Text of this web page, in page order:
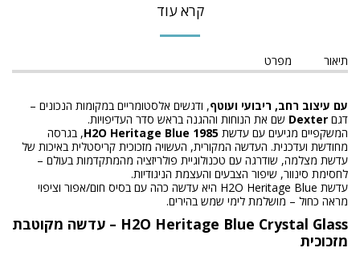
קרא עוד
תיאור מפרט
עם עיצוב רחב, ריבועי ועוטף, ודגשים אלסטומריים במקומות הנכונים –
דגם Dexter שם את הנוחות וההגנה בראש סדר העדיפויות.
המשקפיים מגיעים עם עדשת 1985 H2O Heritage Blue
, בגרסה
מחודשת ועדכנית. העדשה המקורית, העשויה מזכוכית קריסטלית באיכות של
עדשת מצלמה, שודרגה עם טכנולוגיית פולריזציה מהמתקדמות בעולם –
לחסימת סינוור, שיפור הצבעים והעצמת הניגודיות.
עדשת H2O Heritage Blue היא עדשה כהה עם בסיס חום/אפור וציפוי
מראה כחול – מושלמת לימי שמש בהירים.
H2O Heritage Blue Crystal Glass – עדשה מקוטבת
מזכוכית